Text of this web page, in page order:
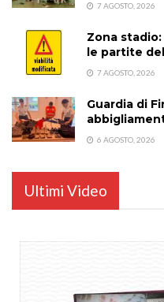
7 AGOSTO, 2026
Zona
le partite
7 AGOSTO, 2026
Guardia di
6 AGOSTO, 2026
Ultimi Video